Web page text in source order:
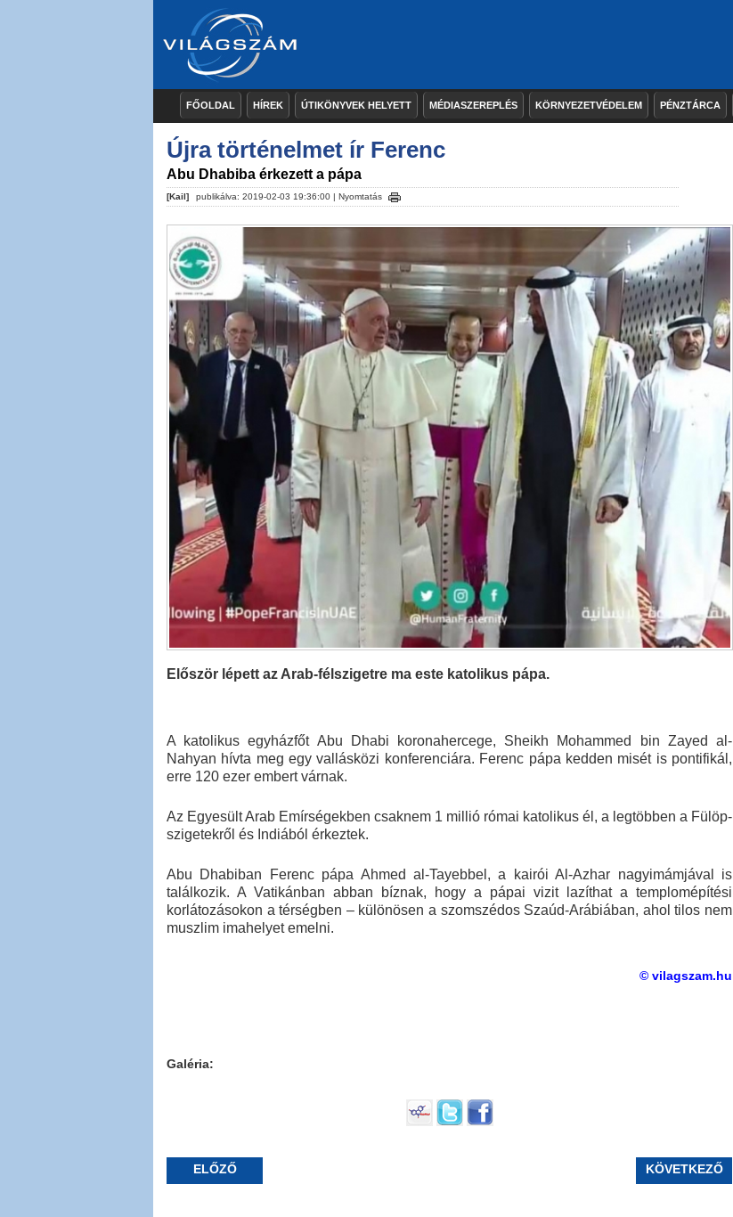
FŐOLDAL HÍREK ÚTIKÖNYVEK HELYETT MÉDIASZEREPLÉS KÖRNYEZETVÉDELEM PÉNZTÁRCA
Újra történelmet ír Ferenc
Abu Dhabiba érkezett a pápa
[Kail] publikálva: 2019-02-03 19:36:00 | Nyomtatás
Először lépett az Arab-félszigetre ma este katolikus pápa.
A katolikus egyházfőt Abu Dhabi koronahercege, Sheikh Mohammed bin Zayed al-
Nahyan hívta meg egy vallásközi konferenciára. Ferenc pápa kedden misét is pontifikál,
erre 120 ezer embert várnak.
Az Egyesült Arab Emírségekben csaknem 1 millió római katolikus él, a legtöbben a Fülöp-
szigetekről és Indiából érkeztek.
Abu Dhabiban Ferenc pápa Ahmed al-Tayebbel, a kairói Al-Azhar nagyimámjával is
találkozik. A Vatikánban abban bíznak, hogy a pápai vizit lazíthat a templomépítési
korlátozásokon a térségben – különösen a szomszédos Szaúd-Arábiában, ahol tilos nem
muszlim imahelyet emelni.
© vilagszam.hu
Galéria:
ELŐZŐ KÖVETKEZŐ